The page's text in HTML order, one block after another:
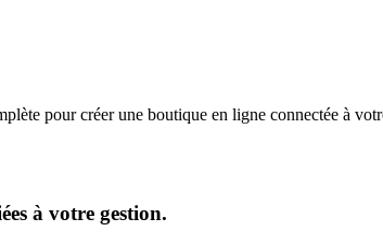
pour créer une boutique en ligne connectée à
à votre gestion.